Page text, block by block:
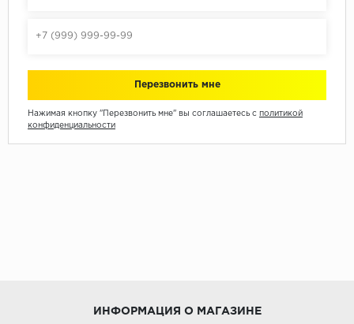
Нажимая кнопку "Перезвонить мне" вы соглашаетесь с политикой
конфиденциальности
ИНФОРМАЦИЯ О МАГАЗИНЕ